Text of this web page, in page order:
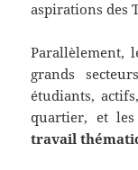
aspirations des
Parallèlement,
grands
étudiants,
quartier, et les
travail